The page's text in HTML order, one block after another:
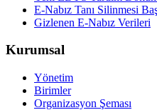
E-Nabız Tanı Silinmesi
Gizlenen E-Nabız Verileri
Kurumsal
Yönetim
Birimler
Organizasyon Şeması